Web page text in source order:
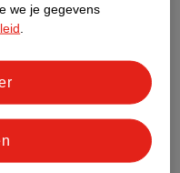
bent? Zorg er dan voor
je toch een allergische
het zonlicht: dit kan in
met de
we je gegevens